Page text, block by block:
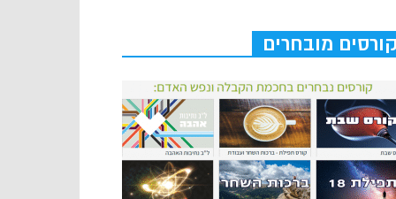
קורסים מובחרים